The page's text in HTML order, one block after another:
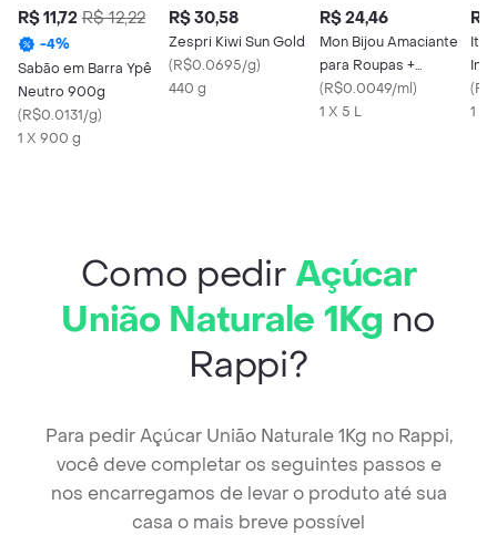
R$ 11,72 R$ 12,22
-4%
Sabão em Barra Ypê
Neutro 900g
(R$0.0131/g)
1 X 900 g
R$ 30,58
Zespri Kiwi Sun Gold
(R$0.0695/g)
440 g
R$ 24,46
Mon Bijou Amaciante
para Roupas +
Perfume
(R$0.0049/ml)
1 X 5 L
R$
(
1 X
Como pedirAçúcar
União Naturale 1Kg no
Rappi?
Para pedir Açúcar União Naturale 1Kg no Rappi,
você deve completar os seguintes passos e
nos encarregamos de levar o produto até sua
casa o mais breve possível